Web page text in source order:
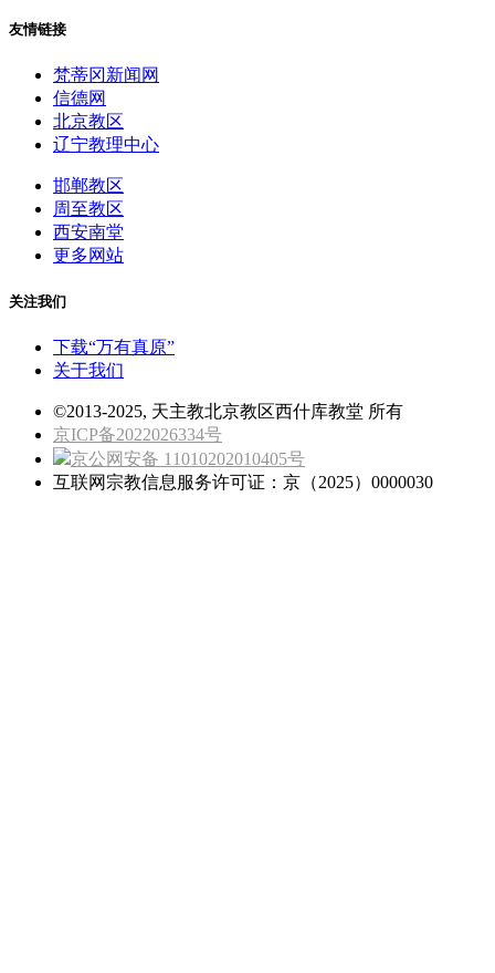
友情链接
梵蒂冈新闻网
信德网
北京教区
辽宁教理中心
邯郸教区
周至教区
西安南堂
更多网站
关注我们
下载“万有真原”
关于我们
©2013-2025, 天主教北京教区西什库教堂 所有
京ICP备2022026334号
京公网安备 11010202010405号
互联网宗教信息服务许可证：京（2025）0000030